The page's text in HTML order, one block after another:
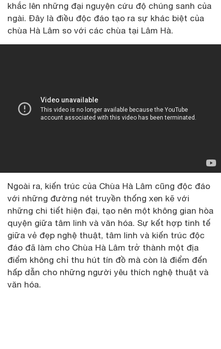
khắc lên những đại nguyện cứu độ chúng sanh của
ngài. Đây là điều độc đáo tạo ra sự khác biệt của
chùa Hà Lâm so với các chùa tại Lâm Hà.
Ngoài ra, kiến trúc của Chùa Hà Lâm cũng độc đáo
với những đường nét truyền thống xen kẽ với
những chi tiết hiện đại, tạo nên một không gian hòa
quyện giữa tâm linh và văn hóa. Sự kết hợp tinh tế
giữa vẻ đẹp nghệ thuật, tâm linh và kiến trúc độc
đáo đã làm cho Chùa Hà Lâm trở thành một địa
điểm không chỉ thu hút tín đồ mà còn là điểm đến
hấp dẫn cho những người yêu thích nghệ thuật và
văn hóa.